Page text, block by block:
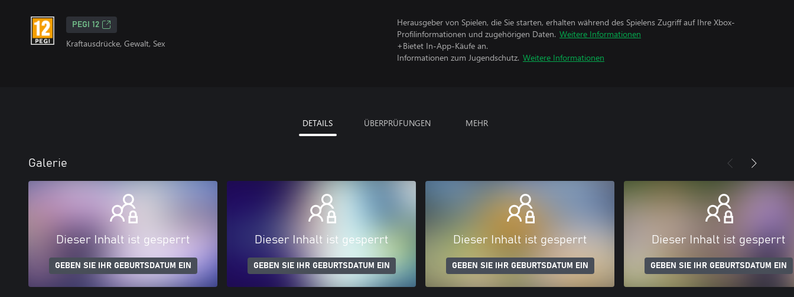
PEGI 12
Kraftausdrücke, Gewalt, Sex
Herausgeber von Spielen, die Sie starten, erhalten während des Spielens Zugriff auf Ihre Xbox-
Profilinformationen und zugehörigen Daten. Weitere Informationen
+Bietet In-App-Käufe an.
Informationen zum Jugendschutz. Weitere Informationen
DETAILS ÜBERPRÜFUNGEN MEHR
Galerie
Dieser Inhalt ist gesperrt
GEBEN SIE IHR GEBURTSDATUM EIN
Dieser Inhalt ist gesperrt
GEBEN SIE IHR GEBURTSDATUM EIN
Dieser Inhalt ist gesperrt
GEBEN SIE IHR GEBURTSDATUM EIN
Dieser Inhalt ist gesperrt
GEBEN SIE IHR GEBURTSDATUM EIN